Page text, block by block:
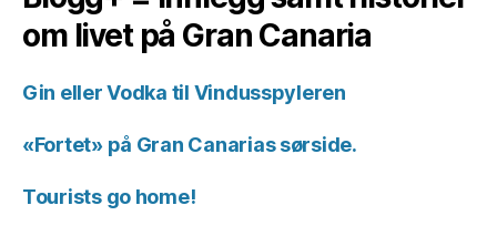
om livet på Gran Canaria
Gin eller Vodka til Vindusspyleren
«Fortet» på Gran Canarias sørside.
Tourists go home!